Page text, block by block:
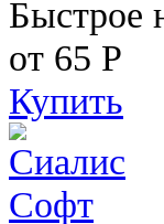
Быстрое
от 65 Р
Купить